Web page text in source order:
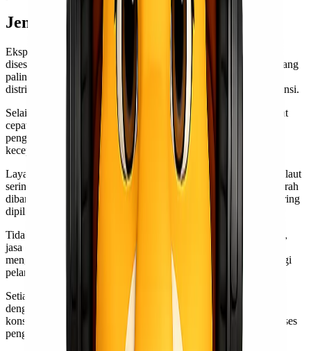
Jenis-jenis Layanan Ekspedisi Cargo
Ekspedisi cargo memiliki berbagai jenis layanan yang dapat
disesuaikan dengan kebutuhan pengiriman barang. Salah satu yang
paling umum adalah pengiriman darat. Layanan ini ideal untuk
distribusi barang dalam jarak dekat, seperti antar kota atau provinsi.
Selain itu, ada juga layanan pengiriman udara. Metode ini sangat
cepat dan cocok untuk barang yang membutuhkan waktu
pengiriman singkat. Meskipun biayanya biasanya lebih tinggi,
kecepatan menjadi daya tarik utama bagi banyak pelanggan.
Layanan laut juga tidak kalah penting. Pengiriman melalui jalur laut
sering digunakan untuk volume besar dan berat. Biaya lebih murah
dibandingkan dengan transportasi udara, sehingga pilihan ini sering
dipilih oleh perusahaan besar.
Tidak ketinggalan adalah layanan door-to-door. Dengan opsi ini,
jasa ekspedisi akan menjemput barang dari lokasi Anda dan
mengantarkannya langsung ke tujuan akhir tanpa perlu repot bagi
pelanggan.
Setiap jenis layanan menawarkan keunggulan tersendiri sesuai
dengan karakteristik barang dan waktu yang diinginkan oleh
konsumen. Pastikan memilih tipe pelayanan yang tepat agar proses
pengiriman berjalan lancar dan efisien.